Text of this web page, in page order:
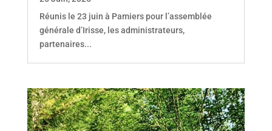
Réunis le 23 juin à Pamiers pour l’assemblée
générale d’Irisse, les administrateurs,
partenaires...